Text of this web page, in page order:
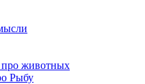
про животных
Рыбу